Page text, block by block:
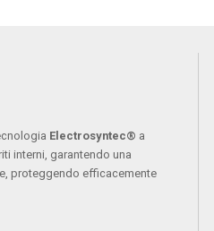
Electrosyntec® a
interni, garantendo una
proteggendo efficacemente